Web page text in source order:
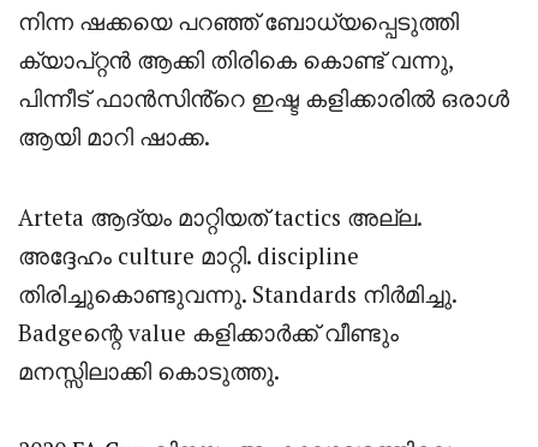
നിന്ന ഷക്കയെ പറഞ്ഞ് ബോധ്യപ്പെടുത്തി
ക്യാപ്റ്റൻ ആക്കി തിരികെ കൊണ്ട് വന്നു,
പിന്നീട് ഫാൻസിൻ്റെ ഇഷ്ട കളിക്കാരിൽ ഒരാൾ
ആയി മാറി ഷാക്ക.
Arteta ആദ്യം മാറ്റിയത് tactics അല്ല.
അദ്ദേഹം culture മാറ്റി. discipline
തിരിച്ചുകൊണ്ടുവന്നു. Standards നിർമിച്ചു.
Badgeന്റെ value കളിക്കാർക്ക് വീണ്ടും
മനസ്സിലാക്കി കൊടുത്തു.